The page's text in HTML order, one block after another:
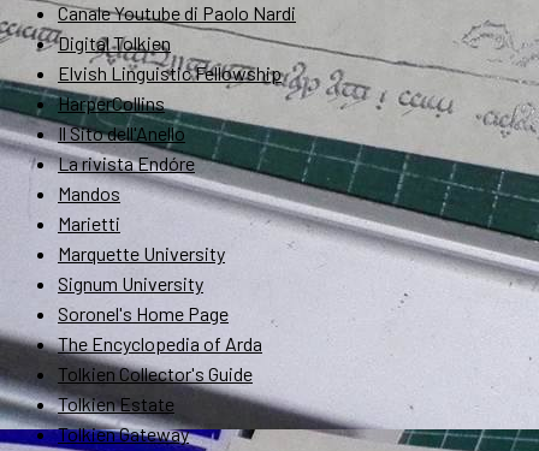
Canale Youtube di Paolo Nardi
Digital Tolkien
Elvish Linguistic Fellowship
HarperCollins
Il Sito dell'Anello
La rivista Endóre
Mandos
Marietti
Marquette University
Signum University
Soronel's Home Page
The Encyclopedia of Arda
Tolkien Collector's Guide
Tolkien Estate
Tolkien Gateway